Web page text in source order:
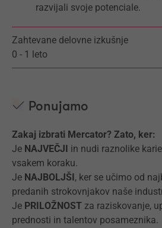
razvijali svoje potenciale.
Zahtevane delovne izkušnje
0 - 1 leto
Ponujamo
Zakaj izbrati Mercator? Zato, ker:
Je NAJVEČJI in nudi raznolike
vsakem koraku.
Je NAJBOLJŠI , ker se učimo od
predanih strokovnjakov naše
Je PRILOŽNOST za raziskovanje,
prednosti in talentov posameznika.